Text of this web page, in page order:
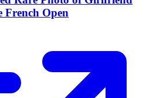
French Open